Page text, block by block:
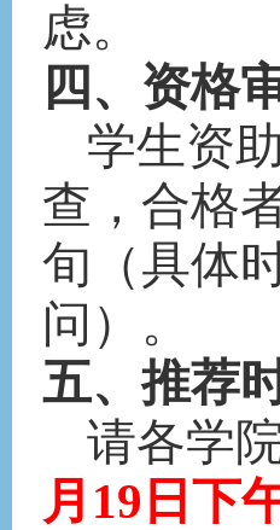
虑。
四、资格
学生资
查，合格
旬 （具体
问）。
五、推荐
请各学
月 19 日 下